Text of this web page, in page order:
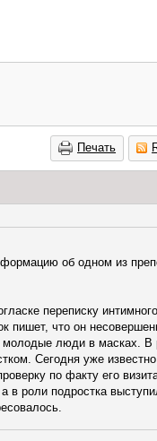
Печать
об одном из
переписку
пишет, что он
молодые люди в масках. В
Сегодня уже
по факту его
в роли подростка